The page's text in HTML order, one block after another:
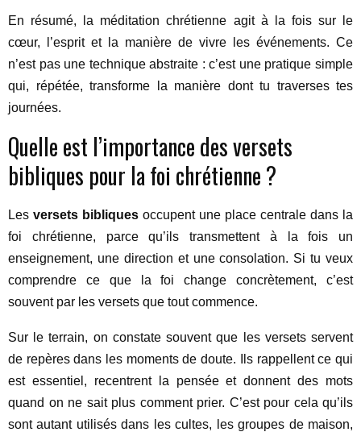
En résumé, la méditation chrétienne agit à la fois sur le
cœur, l’esprit et la manière de vivre les événements. Ce
n’est pas une technique abstraite : c’est une pratique simple
qui, répétée, transforme la manière dont tu traverses tes
journées.
Quelle est l’importance des versets
bibliques pour la foi chrétienne ?
Les versets bibliques occupent une place centrale dans la
foi chrétienne, parce qu’ils transmettent à la fois un
enseignement, une direction et une consolation. Si tu veux
comprendre ce que la foi change concrètement, c’est
souvent par les versets que tout commence.
Sur le terrain, on constate souvent que les versets servent
de repères dans les moments de doute. Ils rappellent ce qui
est essentiel, recentrent la pensée et donnent des mots
quand on ne sait plus comment prier. C’est pour cela qu’ils
sont autant utilisés dans les cultes, les groupes de maison,